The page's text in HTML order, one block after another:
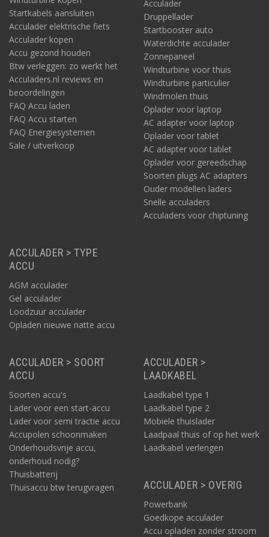
Startkabels aansluiten
Acculader elektrische fiets
Acculader kopen
Accu gezond houden
Btw verleggen: zo werkt het
Acculaders.nl reviews en
beoordelingen
FAQ Accu laden
FAQ Accu starten
FAQ Energiesystemen
Sale / uitverkoop
Acculader
Druppellader
Startbooster auto
Waterdichte acculader
Zonnepaneel
Windturbine voor thuis
Windturbine particulier
Windmolen thuis
Oplader voor laptop
AC adapter voor laptop
Oplader voor tablet
AC adapter voor tablet
Oplader voor gereedschap
Soorten plugs AC adapters
Ouder modellen laders
Snelle acculaders
Acculaders voor chiptuning
ACCULADER > TYPE
ACCU
AGM acculader
Gel acculader
Loodzuur acculader
Opladen nieuwe natte accu
ACCULADER > SOORT
ACCU
Soorten accu's
Lader voor een start-accu
Lader voor semi tractie accu
Accupolen schoonmaken
Onderhoudsvrije accu,
onderhoud nodig?
Thuisbatterij
Thuisaccu btw terugvragen
ACCULADER >
LAADKABEL
Laadkabel type 1
Laadkabel type 2
Mobiele thuislader
Laadpaal thuis of op het werk
Laadkabel verlengen
ACCULADER > OVERIG
Powerbank
Goedkope acculader
Accu opladen zonder stroom